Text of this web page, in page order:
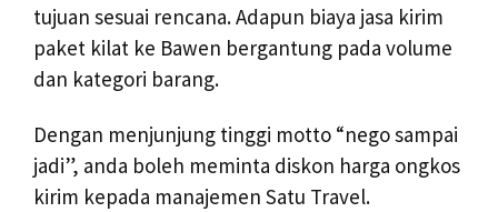
tujuan sesuai rencana. Adapun biaya jasa kirim
paket kilat ke Bawen bergantung pada volume
dan kategori barang.
Dengan menjunjung tinggi motto “nego sampai
jadi”, anda boleh meminta diskon harga ongkos
kirim kepada manajemen Satu Travel.